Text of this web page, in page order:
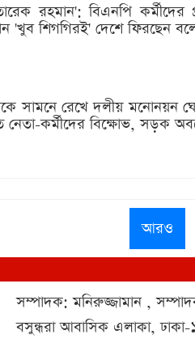
রহমান': বিএনপি
'খুব শিগগিরই' দেশে ফিরছেন
সামনে রেখে দলীয়
কর্মীদের বিক্ষোভ, সড়ক
আরও
সম্পাদক: মনিরুজ্জামান ,
বসুন্ধরা আবাসিক এলাকা,